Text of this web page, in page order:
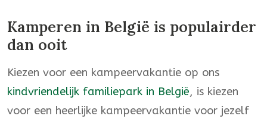
Kamperen in België is populairder
dan ooit
Kiezen voor een kampeervakantie op ons
kindvriendelijk familiepark in België, is kiezen
voor een heerlijke kampeervakantie voor jezelf